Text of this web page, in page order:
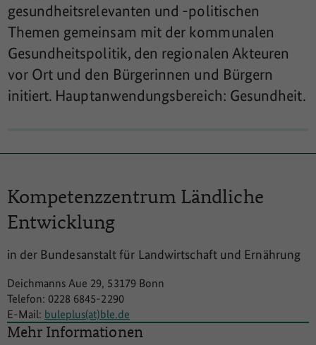
gesundheitsrelevanten und -politischen
Themen gemeinsam mit der kommunalen
Gesundheitspolitik, den regionalen Akteuren
vor Ort und den Bürgerinnen und Bürgern
initiert. Hauptanwendungsbereich: Gesundheit.
Kompetenzzentrum Ländliche
Entwicklung
in der Bundesanstalt für Landwirtschaft und Ernährung
Deichmanns Aue 29, 53179 Bonn
Telefon: 0228 6845-2290
E-Mail: buleplus(at)ble.de
Mehr Informationen